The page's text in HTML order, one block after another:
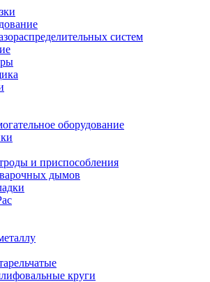
систем
оборудование
и приспособления
дымов
круги